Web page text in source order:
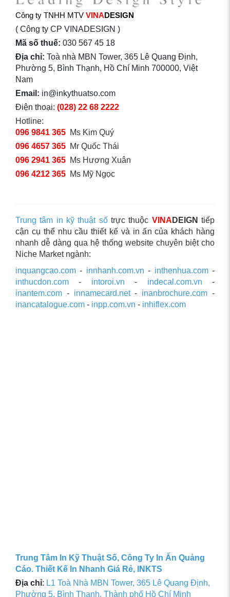
Công ty TNHH MTV VINADESIGN
( Công ty CP VINADESIGN )
Mã số thuế: 030 567 45 18
Địa chỉ: Toà nhà MBN Tower, 365 Lê Quang Định,
Phường 5, Bình Thạnh, Hồ Chí Minh 700000, Việt
Nam
Email: in@inkythuatso.com
Điện thoại: (028) 22 68 2222
Hotline:
096 9841 365 Ms Kim Quý
096 4657 365 Mr Quốc Thái
096 2941 365 Ms Hương Xuân
096 4212 365 Ms Mỹ Ngọc
Trung tâm in kỹ thuật sốtrực thuộc VINA DEIGN tiếp
cận cụ thể nhu cầu thiết kế và in ấn của khách hàng
nhanh dễ dàng qua hệ thống website chuyên biệt cho
Niche Market ngành:
inquangcao.com - innhanh.com.vn - inthenhua.com-
inthucdon.com - intoroi.vn - indecal.com.vn -
inantem.com - innamecard.net- inanbrochure.com -
inancatalogue.com - inpp.com.vn - inhiflex.com
Trung Tâm In Kỹ Thuật Số, Công Ty In Ấn Quảng
Cáo. Thiết Kế In Nhanh Giá Rẻ, INKTS
Địa chỉ: L1 Toà Nhà MBN Tower, 365 Lê Quang Định,
Phường 5, Bình Thạnh, Thành phố Hồ Chí Minh